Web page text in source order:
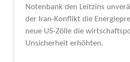
Notenbank den Leitzins
der Iran-Konflikt die
neue US-Zölle die
Unsicherheit erhöhten.